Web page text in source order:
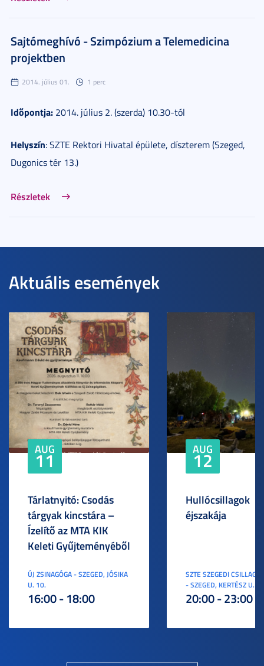
Sajtómeghívó - Szimpózium a Telemedicina
projektben
2014. július 01. 1 perc
Időpontja: 2014. július 2. (szerda) 10.30-tól
Helyszín: SZTE Rektori Hivatal épülete, díszterem (Szeged,
Dugonics tér 13.)
Részletek
Aktuális események
AUG
11
Tárlatnyitó: Csodás
tárgyak kincstára –
Ízelítő az MTA KIK
Keleti Gyűjteményéből
ÚJ ZSINAGÓGA - SZEGED, JÓSIKA
U. 10.
16:00 - 18:00
AUG
12
Hullócsillagok
éjszakája
SZTE SZEGEDI
- SZEGED, KERTÉSZ U. 3.
20:00 - 23:00